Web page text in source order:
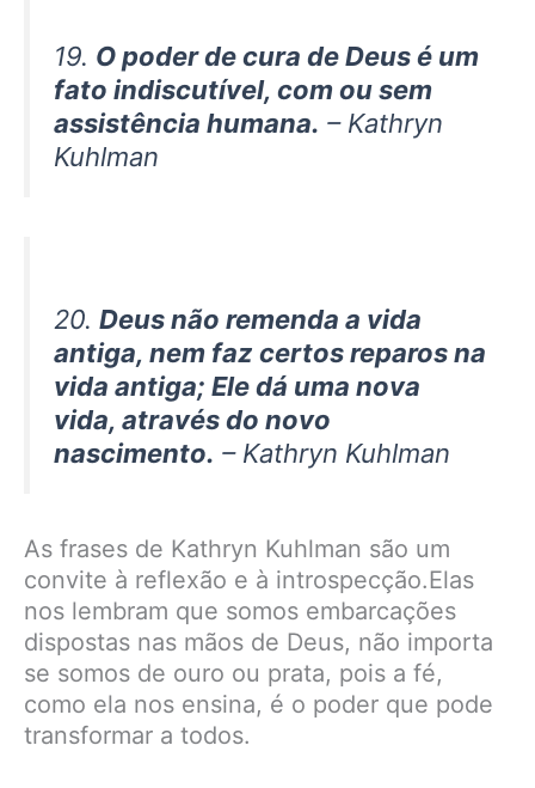
19. O poder de cura de Deus é um
fato indiscutível, com ou sem
assistência humana. – Kathryn
Kuhlman
20. Deus não remenda a vida
antiga, nem faz certos reparos na
vida antiga; Ele dá uma nova
vida, através do novo
nascimento. – Kathryn Kuhlman
As frases de Kathryn Kuhlman são um
convite à reflexão e à introspecção.Elas
nos lembram que somos embarcações
dispostas nas mãos de Deus, não importa
se somos de ouro ou prata, pois a fé,
como ela nos ensina, é o poder que pode
transformar a todos.